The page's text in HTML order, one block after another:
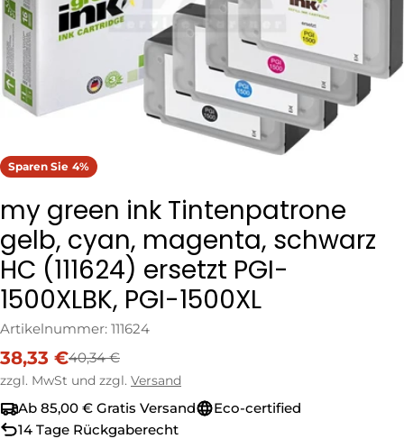
Sparen Sie 4%
my green ink Tintenpatrone
gelb, cyan, magenta, schwarz
HC (111624) ersetzt PGI-
1500XLBK, PGI-1500XL
Artikelnummer: 111624
Verkaufspreis
38,33 €
Regulärer
Preis
40,34 €
zzgl. MwSt und zzgl. Versand
Ab 85,00 € Gratis Versand
Eco-certified
14 Tage Rückgaberecht